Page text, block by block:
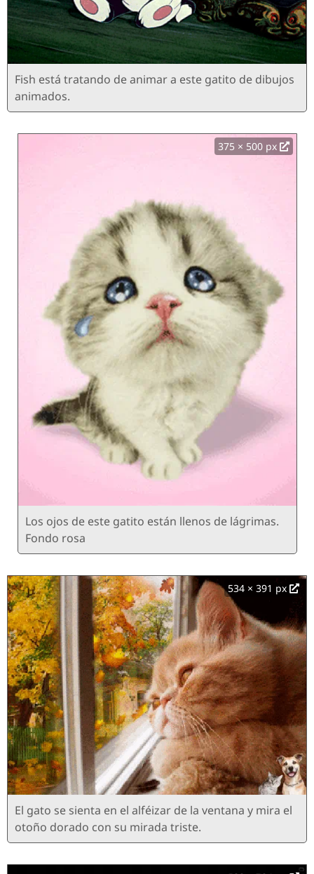
Fish está tratando de animar a este gatito de dibujos
animados.
375 × 500 px
Los ojos de este gatito están llenos de lágrimas.
Fondo rosa
534 × 391 px
El gato se sienta en el alféizar de la ventana y mira el
otoño dorado con su mirada triste.